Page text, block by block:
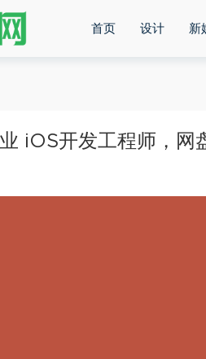
首页 设计 新
iOS开发工程师，网